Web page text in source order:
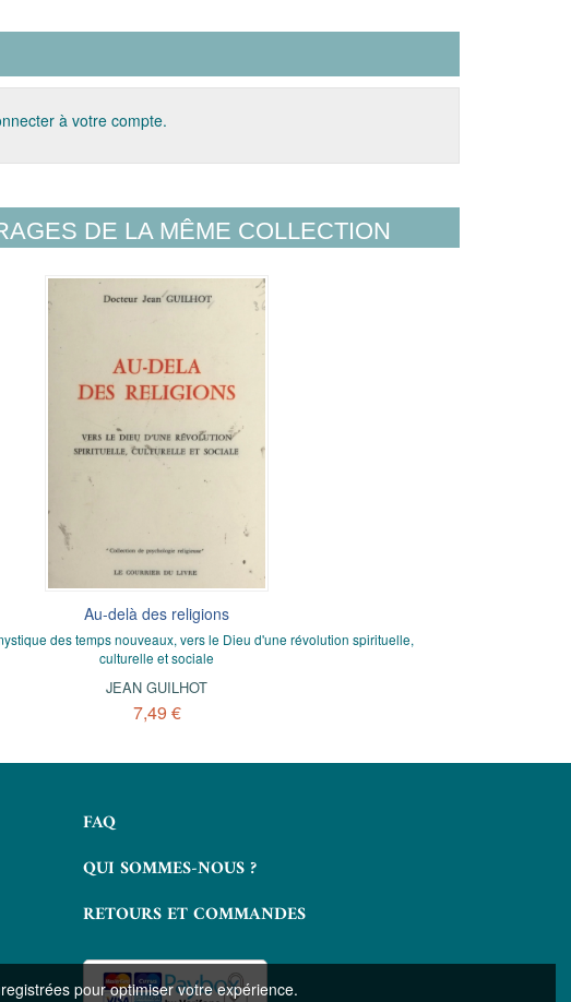
pour optimiser votre expérience.
à votre compte.
des
La rééducation corporelle des
fonctions mentales
FRANÇOIS GANTHERET
DE LA MÊME COLLECTION
Au-delà des religions
des temps nouveaux, vers le Dieu d'une révolution spirituelle,
culturelle et sociale
JEAN GUILHOT
7,49 €
FAQ
QUI SOMMES-NOUS ?
RETOURS ET COMMANDES